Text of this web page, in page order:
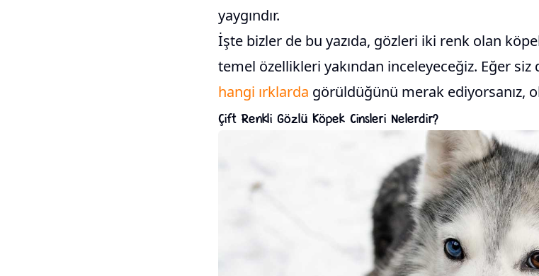
yaygındır.
İşte bizler de bu yazıda, gözleri iki renk olan
temel özellikleri yakından inceleyeceğiz. Eğer siz
hangi ırklarda görüldüğünü merak ediyorsanız,
Çift Renkli Gözlü Köpek Cinsleri Nelerdir?